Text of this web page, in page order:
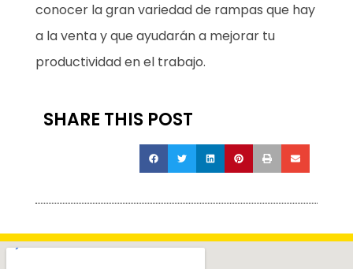
conocer la gran variedad de rampas que hay
a la venta y que ayudarán a mejorar tu
productividad en el trabajo.
SHARE THIS POST